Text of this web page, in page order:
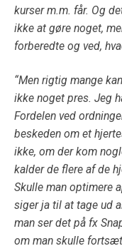
kurser m.m. får. Og
ikke at gøre noget,
forberedte og ved,
“Men rigtig mange
ikke noget pres. Jeg
Fordelen ved
beskeden om et
ikke, om der kom
kalder de flere af de
Skulle man optimere
siger ja til at tage ud
man ser det på fx
om man skulle